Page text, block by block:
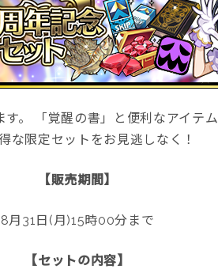
。 「覚醒の書」と便利なアイテ
な限定セットをお見逃しなく！
【販売期間】
8月31日(月)15時00分まで
【セットの内容】